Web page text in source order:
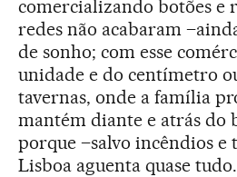
comercializando botões e
redes não acabaram
de sonho; com esse
unidade e do centímetro
tavernas, onde a família
mantém diante e atrás do
porque –salvo incêndios e
Lisboa aguenta quase